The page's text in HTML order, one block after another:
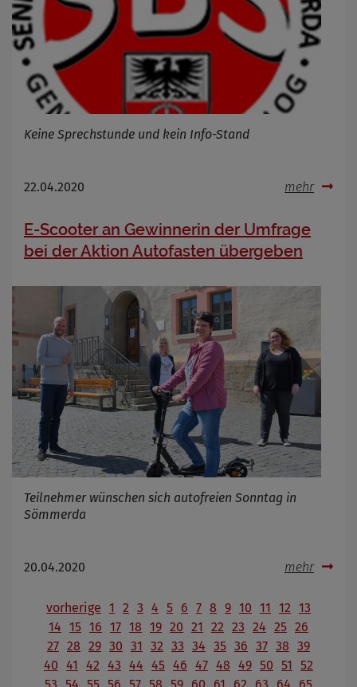
Keine Sprechstunde und kein Info-Stand
22.04.2020 mehr
E-Scooter an Gewinnerin der Umfrage
bei der Aktion Autofasten übergeben
Teilnehmer wünschen sich autofreien Sonntag in
Sömmerda
20.04.2020 mehr
vorherige 1 2 3 4 5 6 7 8 9 10 11 12 13
14 15 16 17 18 19 20 21 22 23 24 25 26
27 28 29 30 31 32 33 34 35 36 37 38 39
40 41 42 43 44 45 46 47 48 49 50 51
52